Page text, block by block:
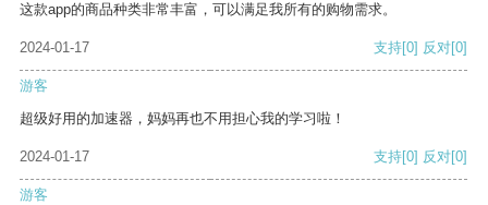
这款app的商品种类非常丰富，可以满足我所有的购物需求。
2024-01-17 支持[0] 反对[0]
游客
超级好用的加速器，妈妈再也不用担心我的学习啦！
2024-01-17 支持[0] 反对[0]
游客